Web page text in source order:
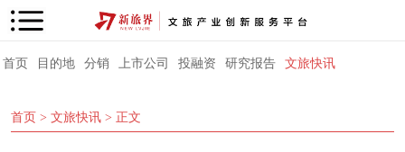
首页 目的地 分销 上市公司 投融资 研究报告 文旅快讯
首页 > 文旅快讯 > 正文